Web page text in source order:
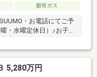
都市ガス
・お電話にてご予
・水曜定休日）♪お子様
ーパー、コンビニ、ドラ
な立地にございます。2
勤・通学もラクラク
5,280万円